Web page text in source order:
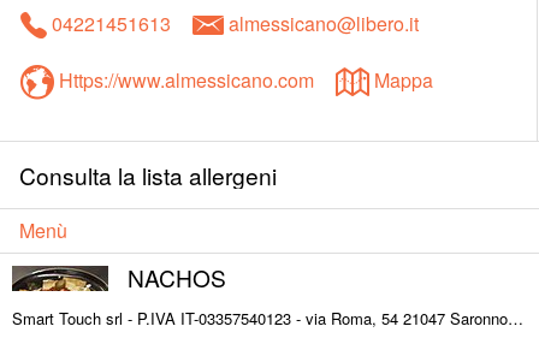
04221451613
almessicano@libero.it
Https://www.almessicano.com Mappa
Consulta la lista allergeni
Menù
NACHOS
Smart Touch srl - P.IVA IT-03357540123 - via Roma, 54 21047 Saronno (VA) ITALY